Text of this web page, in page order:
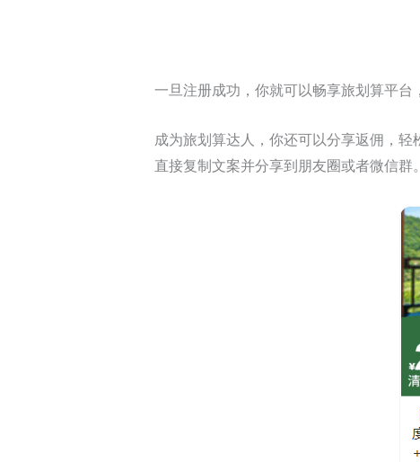
一旦注册成功，你就可以畅享旅划算平台
成为旅划算达人，你还可以分享返佣，
直接复制文案并分享到朋友圈或者微信群